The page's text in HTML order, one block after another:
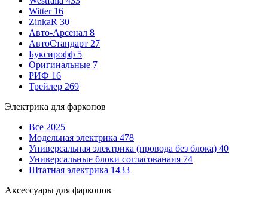
Witter 16
ZinkaR 30
Авто-Арсенал 8
АвтоСтандарт 27
Буксирофф 5
Оригинальные 7
РИФ 16
Трейлер 269
Электрика для фаркопов
Все 2025
Модельная электрика 478
Универсальная электрика (провода без блока) 40
Универсальные блоки согласованаия 74
Штатная электрика 1433
Аксессуары для фаркопов